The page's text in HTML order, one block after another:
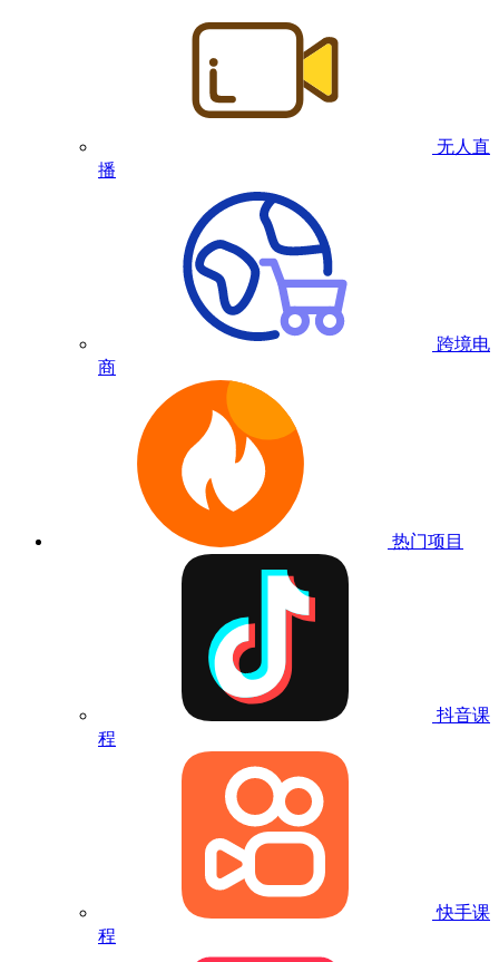
无人直
播
跨境电
商
热门项目
抖音课
程
快手课
程